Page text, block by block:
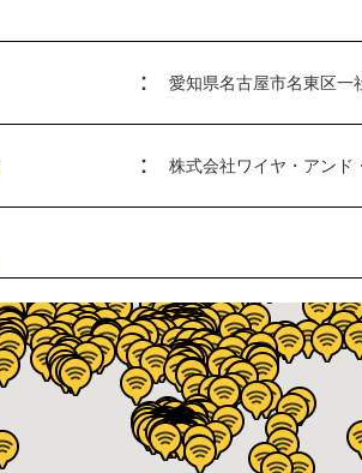
愛知県名古屋市名東区一
株式会社ワイヤ・アンド